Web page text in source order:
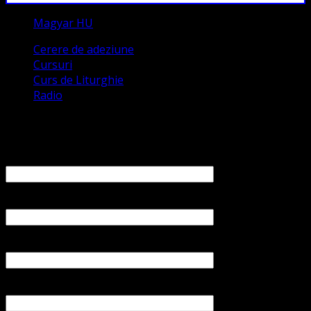
Magyar HU
Cerere de adeziune
Cursuri
Curs de Liturghie
Radio